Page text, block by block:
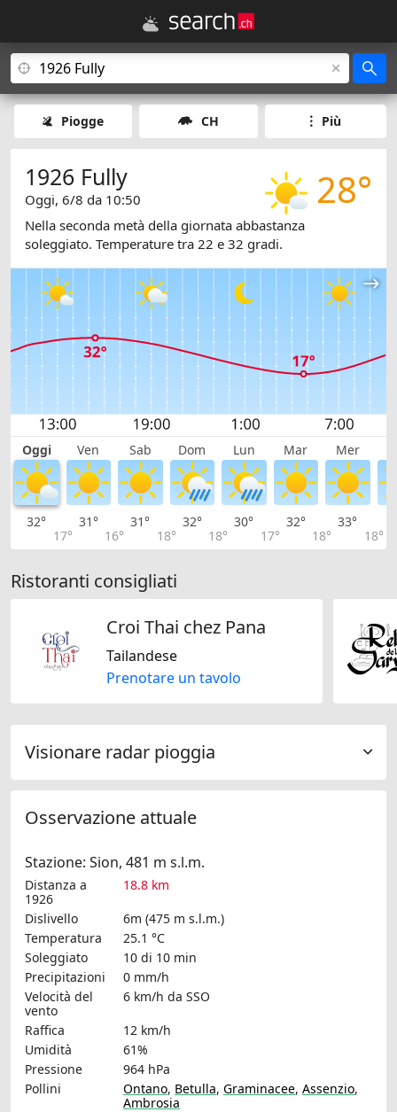
Piogge CH Più
28°
1926 Fully
Oggi, 6/8 da 10:50
Nella seconda metà della giornata abbastanza
soleggiato. Temperature tra 22 e 32 gradi.
Oggi Ven Sab Dom Lun Mar Mer
32°
17°
31°
16°
31°
18°
32°
18°
30°
17°
32°
18°
33°
18°
Ristoranti consigliati
Croi Thai chez Pana
Tailandese
Prenotare un tavolo
Visionare radar pioggia
Osservazione attuale
Stazione: Sion, 481 m s.l.m.
Distanza a
1926
18.8 km
Dislivello
6m (475 m s.l.m.)
Temperatura
25.1 °C
Soleggiato
10 di 10 min
Precipitazioni
0 mm/h
Velocità del
vento
6 km/h da SSO
Raffica
12 km/h
Umidità
61%
Pressione
964 hPa
Pollini
Ontano, Betulla, Graminacee, Assenzio,
Ambrosia